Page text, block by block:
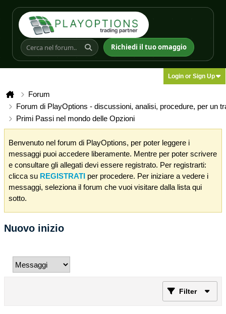
Richiedi il tuo omaggio
Login or Sign Up
Forum
Forum di PlayOptions - discussioni, analisi, procedure, per un
Primi Passi nel mondo delle Opzioni
Benvenuto nel forum di PlayOptions, per poter leggere i
messaggi puoi accedere liberamente. Mentre per poter scrivere
e consultare gli allegati devi essere registrato. Per registrarti:
clicca su REGISTRATI per procedere. Per iniziare a vedere i
messaggi, seleziona il forum che vuoi visitare dalla lista qui
sotto.
Nuovo inizio
Filter